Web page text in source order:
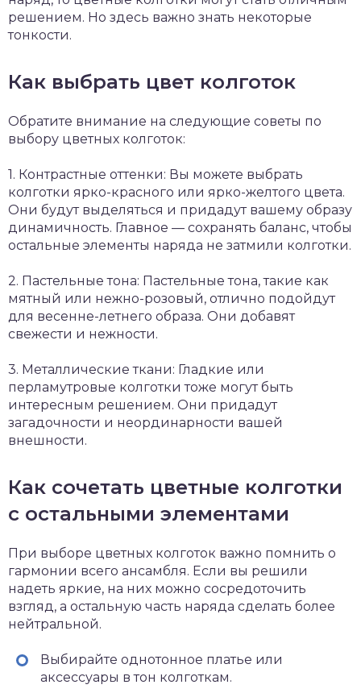
решением. Но здесь важно знать некоторые
тонкости.
Как выбрать цвет колготок
Обратите внимание на следующие советы по
выбору цветных колготок:
1. Контрастные оттенки: Вы можете выбрать
колготки ярко-красного или ярко-желтого цвета.
Они будут выделяться и придадут вашему образу
динамичность. Главное — сохранять баланс, чтобы
остальные элементы наряда не затмили колготки.
2. Пастельные тона: Пастельные тона, такие как
мятный или нежно-розовый, отлично подойдут
для весенне-летнего образа. Они добавят
свежести и нежности.
3. Металлические ткани: Гладкие или
перламутровые колготки тоже могут быть
интересным решением. Они придадут
загадочности и неординарности вашей
внешности.
Как сочетать цветные колготки
с остальными элементами
При выборе цветных колготок важно помнить о
гармонии всего ансамбля. Если вы решили
надеть яркие, на них можно сосредоточить
взгляд, а остальную часть наряда сделать более
нейтральной.
Выбирайте однотонное платье или
аксессуары в тон колготкам.